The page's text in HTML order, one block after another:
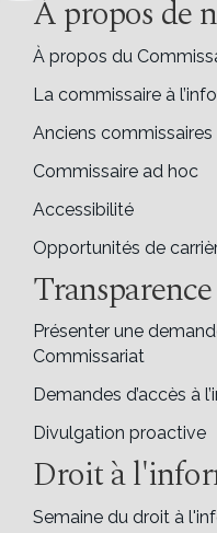
À propos de
À propos du
La commissaire à
Anciens commissaires
Commissaire ad hoc
Accessibilité
Opportunités de
Transparence
Présenter une
Commissariat
Demandes d’accès à
Divulgation proactive
Droit à
Semaine du droit à